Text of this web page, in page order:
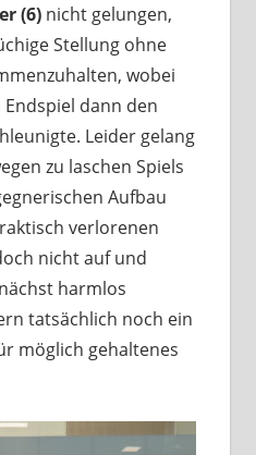
(6)nicht gelungen,
Stellung ohne
wobei
dann den
Leider gelang
zu laschen Spiels
Aufbau
verlorenen
nicht auf und
harmlos
tatsächlich noch ein
möglich gehaltenes